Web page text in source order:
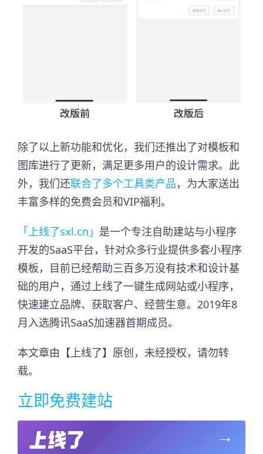
除了以上新功能和优化，我们还推出了对模板和
图库进行了更新，满足更多用户的设计需求。此
外，我们还联合了多个工具类产品，为大家送出
丰富多样的免费会员和VIP福利。
「上线了sxl.cn」 是一个专注自助建站与小程序
开发的SaaS平台，针对众多行业提供多套小程序
模板，目前已经帮助三百多万没有技术和设计基
础的用户，通过上线了一键生成网站或小程序，
快速建立品牌、获取客户、经营生意。2019年8
月入选腾讯SaaS加速器首期成员。​
本文章由【上线了】原创，未经授权，请勿转
载。
立即免费建站
→